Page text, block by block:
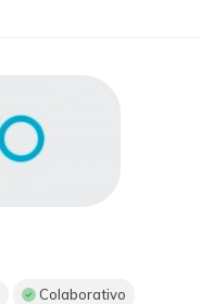
Colaborativo